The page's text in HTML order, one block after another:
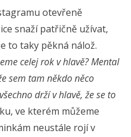
otevřeně
snaží patřičně užívat,
to taky pěkná nálož.
celej rok v hlavě? Mental
sem tam někdo něco
drží v hlavě, že se to
ve kterém můžeme
neustále rojí v